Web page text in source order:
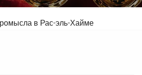
в Рас-эль-Хайме